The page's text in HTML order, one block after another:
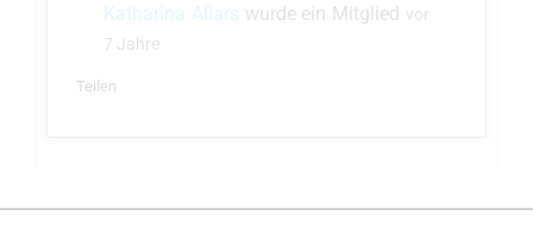
Katharina Allars wurde ein Mitglied vor
7 Jahre
Teilen